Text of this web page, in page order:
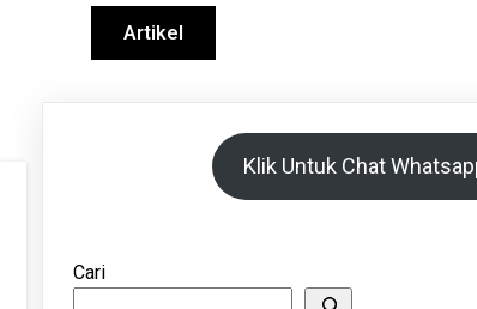
Artikel
Klik Untuk Chat
Cari